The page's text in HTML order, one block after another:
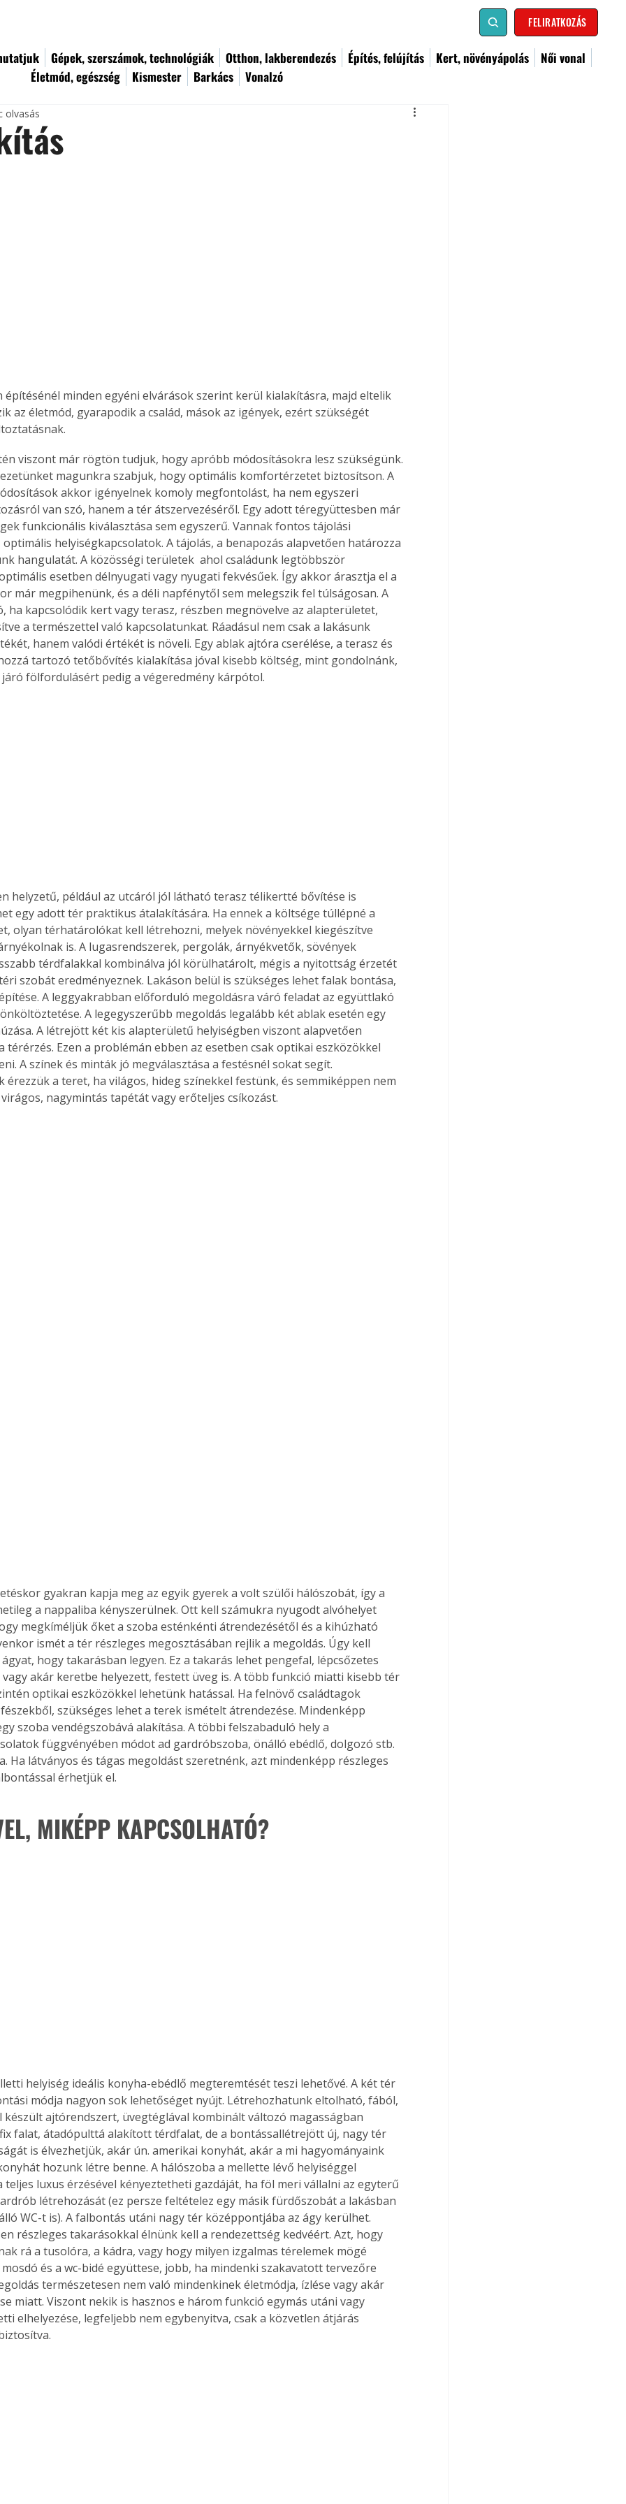
FELIRATKOZÁS
Gépek, szerszámok, technológiák Otthon, lakberendezés Építés, felújítás Kert, növényápolás
Női vonal
Életmód, egészség
Kismester Barkács Vonalzó
olvasás
építésénél minden egyéni elvárások szerint kerül kialakításra, majd eltelik
az életmód, gyarapodik a család, mások az igények, ezért szükségét
viszont már rögtön tudjuk, hogy apróbb módosításokra lesz szükségünk.
magunkra szabjuk, hogy optimális komfortérzetet biztosítson. A
akkor igényelnek komoly megfontolást, ha nem egyszeri
van szó, hanem a tér átszervezéséről. Egy adott téregyüttesben már
funkcionális kiválasztása sem egyszerű. Vannak fontos tájolási
helyiségkapcsolatok. A tájolás, a benapozás alapvetően határozza
hangulatát. A közösségi területek  ahol családunk legtöbbször
esetben délnyugati vagy nyugati fekvésűek. Így akkor árasztja el a
már megpihenünk, és a déli napfénytől sem melegszik fel túlságosan. A
ha kapcsolódik kert vagy terasz, részben megnövelve az alapterületet,
a természettel való kapcsolatunkat. Ráadásul nem csak a lakásunk
hanem valódi értékét is növeli. Egy ablak ajtóra cserélése, a terasz és
tartozó tetőbővítés kialakítása jóval kisebb költség, mint gondolnánk,
fölfordulásért pedig a végeredmény kárpótol.
helyzetű, például az utcáról jól látható terasz télikertté bővítése is
egy adott tér praktikus átalakítására. Ha ennek a költsége túllépné a
olyan térhatárolókat kell létrehozni, melyek növényekkel kiegészítve
is. A lugasrendszerek, pergolák, árnyékvetők, sövények
térdfalakkal kombinálva jól körülhatárolt, mégis a nyitottság érzetét
szobát eredményeznek. Lakáson belül is szükséges lehet falak bontása,
A leggyakrabban előforduló megoldásra váró feladat az együttlakó
A legegyszerűbb megoldás legalább két ablak esetén egy
A létrejött két kis alapterületű helyiségben viszont alapvetően
térérzés. Ezen a problémán ebben az esetben csak optikai eszközökkel
A színek és minták jó megválasztása a festésnél sokat segít.
érezzük a teret, ha világos, hideg színekkel festünk, és semmiképpen nem
nagymintás tapétát vagy erőteljes csíkozást.
gyakran kapja meg az egyik gyerek a volt szülői hálószobát, így a
a nappaliba kényszerülnek. Ott kell számukra nyugodt alvóhelyet
megkíméljük őket a szoba esténkénti átrendezésétől és a kihúzható
ismét a tér részleges megosztásában rejlik a megoldás. Úgy kell
hogy takarásban legyen. Ez a takarás lehet pengefal, lépcsőzetes
akár keretbe helyezett, festett üveg is. A több funkció miatti kisebb tér
optikai eszközökkel lehetünk hatással. Ha felnövő családtagok
szükséges lehet a terek ismételt átrendezése. Mindenképp
szoba vendégszobává alakítása. A többi felszabaduló hely a
függvényében módot ad gardróbszoba, önálló ebédlő, dolgozó stb.
Ha látványos és tágas megoldást szeretnénk, azt mindenképp részleges
érhetjük el.
MIKÉPP KAPCSOLHATÓ?
helyiség ideális konyha-ebédlő megteremtését teszi lehetővé. A két tér
módja nagyon sok lehetőséget nyújt. Létrehozhatunk eltolható, fából,
készült ajtórendszert, üvegtéglával kombinált változó magasságban
falat, átadópulttá alakított térdfalat, de a bontássallétrejött új, nagy tér
is élvezhetjük, akár ún. amerikai konyhát, akár a mi hagyományaink
hozunk létre benne. A hálószoba a mellette lévő helyiséggel
teljes luxus érzésével kényeztetheti gazdáját, ha föl meri vállalni az egyterű
létrehozását (ez persze feltételez egy másik fürdőszobát a lakásban
WC-t is). A falbontás utáni nagy tér középpontjába az ágy kerülhet.
részleges takarásokkal élnünk kell a rendezettség kedvéért. Azt, hogy
rá a tusolóra, a kádra, vagy hogy milyen izgalmas térelemek mögé
és a wc-bidé együttese, jobb, ha mindenki szakavatott tervezőre
természetesen nem való mindenkinek életmódja, ízlése vagy akár
miatt. Viszont nekik is hasznos e három funkció egymás utáni vagy
elhelyezése, legfeljebb nem egybenyitva, csak a közvetlen átjárás